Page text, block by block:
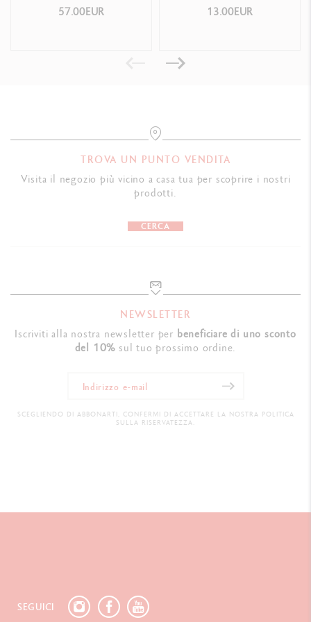
Peso pieno: 600 g
Swiss Made, CE / UKCA
RIFERIMENTO PRODOTTO
Rif. 2330.140
57.00EUR 13.00EUR
TROVA UN PUNTO VENDITA
Visita il negozio più vicino a casa tua per scoprire i nostri
prodotti.
CERCA
NEWSLETTER
Iscriviti alla nostra newsletter per beneficiare di uno sconto
del 10% sul tuo prossimo ordine.
SCEGLIENDO DI ABBONARTI, CONFERMI DI ACCETTARE LA NOSTRA POLITICA
SULLA RISERVATEZZA.
SEGUICI